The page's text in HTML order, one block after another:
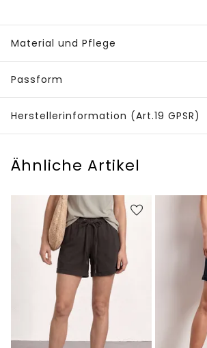
Material und Pflege
Passform
Herstellerinformation (Art.19 GPSR)
Ähnliche Artikel